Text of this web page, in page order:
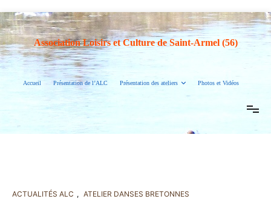
Association Loisirs et Culture de Saint-Armel (56)
Accueil Présentation de l’ALC Présentation des ateliers Photos et Vidéos
ACTUALITÉS ALC , ATELIER DANSES BRETONNES